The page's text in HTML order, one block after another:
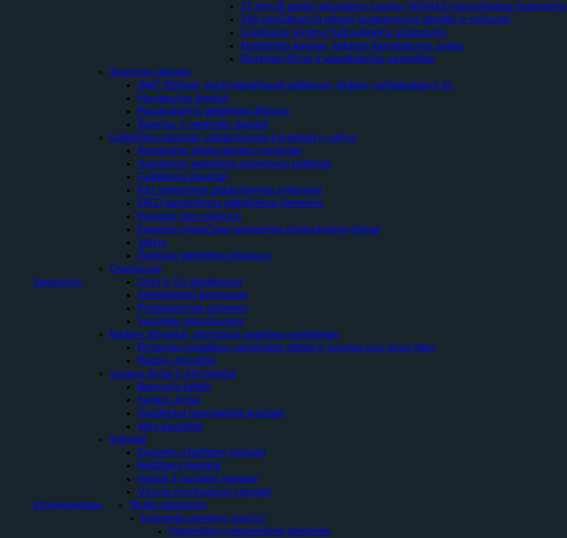
15 mm Ø greito atjungimo jungtys WHALE hidraulinėms sistemoms
316 nerūdijančio plieno jungiamosios detalės ir vožtuvai
Greitosios jungtys hidraulinėms sistemoms
Nubėgimo kanalai, kabinos kanalizacijos angos
Siurbimo filtrai ir kanalizacijos vamzdžiai
Saugumas
Avariniai signalai
360° žibintai, skirti signalizuoti plūdurus, tinklus, prieplaukas ir kt.
Navigacijos ženklai
Plaukiojantys gelbėjimo žibintai
Raketos ir nelaimės signalai
Gelbėjimo plaustai, plūduriavimo įrenginiai ir valtys
Asmeninio plūduriavimo įrenginiai
Asmeninių gelbėjimo priemonių laikikliai
Gelbėjimo plaustai
Kiti asmeniniai plūduriavimo prietaisai
MED patvirtintos gelbėjimosi liemenės
Pasagos tipo plūdurai
Savaime pripučiami asmeninio plūduriavimo įtaisai
Valtys
Žiediniai gelbėjimo plūdurai
Gesintuvai
Dujų ir Co detektoriai
Nešiojamieji gesintuvai
Priešgaisrinės sistemos
Spintelės gesintuvams
Radaro atšvaitai, pirmosios pagalbos vaistinėlės
Pirmosios pagalbos vaistinėlės dėklai ir juostos nuo jūros ligos
Radarų atšvaitai
Saugos diržai ir kiti priedai
Bonsun's kėdės
Saugos diržai
Vandeniui nepralaidūs krepšiai
Vėjo kaušeliai
Signalai
Dujomis užpildomi signalai
Įleidžiami signalai
Varpai ir pučiami signalai
Viršuje montuojami signalai
Stovyklavimas
Stogo palapinės
Liemenės vandens sportui
Moteriškos neopreninės liemenės